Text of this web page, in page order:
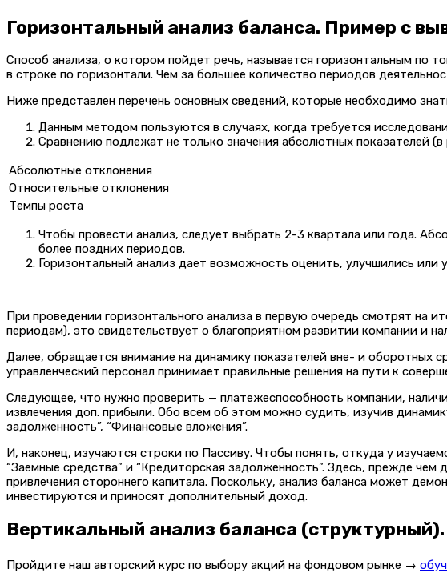
Горизонтальный анализ баланса. Пример с
Способ анализа, о котором пойдет речь, называется горизонтальным по
в строке по горизонтали. Чем за большее количество периодов
Ниже представлен перечень основных сведений, которые необходимо
Данным методом пользуются в случаях, когда требуется
Сравнению подлежат не только значения абсолютных показателей (в
Абсолютные отклонения
Относительные отклонения
Темпы роста
Чтобы провести анализ, следует выбрать 2-3 квартала или года.
более поздних периодов.
Горизонтальный анализ дает возможность оценить, улучшились
При проведении горизонтального анализа в первую очередь смотрят на
периодам), это свидетельствует о благоприятном развитии компании и
Далее, обращается внимание на динамику показателей вне- и оборотных
управленческий персонал принимает правильные решения на пути к
Следующее, что нужно проверить — платежеспособность компании,
извлечения доп. прибыли. Обо всем об этом можно судить, изучив
задолженность”, “Финансовые вложения”.
И, наконец, изучаются строки по Пассиву. Чтобы понять, откуда у
“Заемные средства” и “Кредиторская задолженность”. Здесь, прежде
привлечения стороннего капитала. Поскольку, анализ баланса может
инвестируются и приносят дополнительный доход.
Вертикальный анализ баланса
Пройдите наш авторский курс по выбору акций на фондовом рынке →